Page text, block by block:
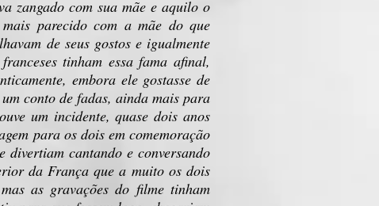
zangado com sua mãe e aquilo o
parecido com a mãe do que
de seus gostos e igualmente
tinham essa fama afinal,
embora ele gostasse de
conto de fadas, ainda mais para
um incidente, quase dois anos
para os dois em comemoração
cantando e conversando
da França que a muito os dois
as gravações do filme tinham